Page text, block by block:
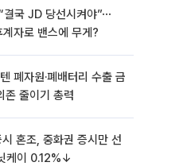
결국 JD 당선시켜야”⋯
자로 밴스에 무게?
폐자원·폐배터리 수출 금
줄이기 총력
혼조, 중화권 증시만 선
케이 0.12%↓